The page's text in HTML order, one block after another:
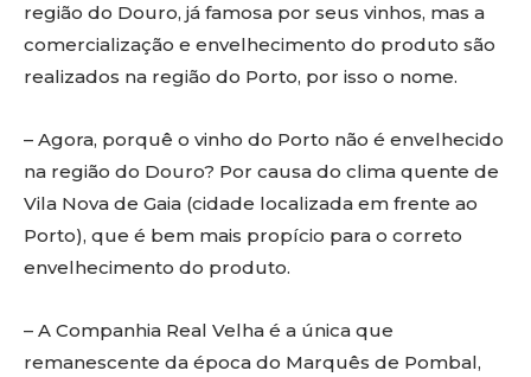
região do Douro, já famosa por seus vinhos, mas a
comercialização e envelhecimento do produto são
realizados na região do Porto, por isso o nome.
– Agora, porquê o vinho do Porto não é envelhecido
na região do Douro? Por causa do clima quente de
Vila Nova de Gaia (cidade localizada em frente ao
Porto), que é bem mais propício para o correto
envelhecimento do produto.
– A Companhia Real Velha é a única que
remanescente da época do Marquês de Pombal,